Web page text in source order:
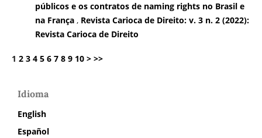
públicos e os contratos de naming rights no Brasil e
na França , Revista Carioca de Direito: v. 3 n. 2 (2022):
Revista Carioca de Direito
1 2 3 4 5 6 7 8 9 10 > >>
Idioma
English
Español